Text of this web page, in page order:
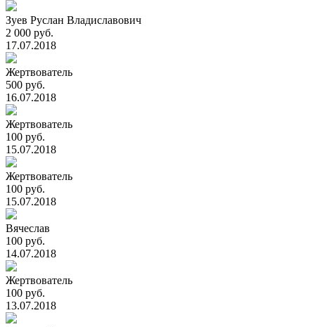
Зуев Руслан Владиславович
2 000 руб.
17.07.2018
Жертвователь
500 руб.
16.07.2018
Жертвователь
100 руб.
15.07.2018
Жертвователь
100 руб.
15.07.2018
Вячеслав
100 руб.
14.07.2018
Жертвователь
100 руб.
13.07.2018